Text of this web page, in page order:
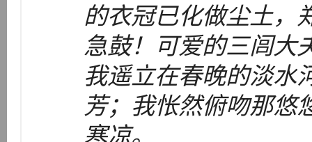
的衣冠已化做尘土，
急鼓！可爱的三闾大
我遥立在春晚的淡水
芳；我怅然俯吻那悠
寒凉。